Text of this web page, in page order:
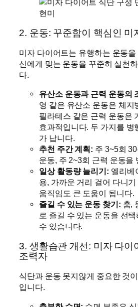
2. 운동: 꾸준함이 핵심인 미
미자 다이어트는 유행하는 운동
신에게 맞는 운동을 꾸준히 실천
다.
유산소 운동과 근력 운동의
영 같은 유산소 운동은 체지
필라테스 같은 근력 운동은
효과적입니다. 두 가지를 병
가 납니다.
추천 주간 계획: 주 3~5회
운동, 주 2~3회 근력 운동을
일상 활동량 늘리기: 엘리베
용, 가까운 거리 걸어 다니
움직임도 큰 도움이 됩니다.
즐길 수 있는 운동 찾기: 춤,
로 즐길 수 있는 운동을 선
수 있습니다.
3. 생활습관 개선: 미자 다이
조력자
식단과 운동 못지않게 중요한 것
입니다.